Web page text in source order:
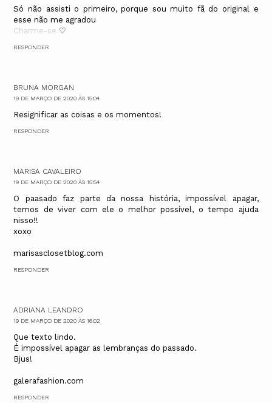
Só não assisti o primeiro, porque sou muito fã do original e
esse não me agradou
Charme-se ♡
RESPONDER
BRUNA MORGAN
19 DE MARÇO DE 2020 ÀS 15:04
Resignificar as coisas e os momentos!
RESPONDER
MARISA CAVALEIRO
19 DE MARÇO DE 2020 ÀS 15:54
O paasado faz parte da nossa história, impossível apagar,
temos de viver com ele o melhor possível, o tempo ajuda
nisso!!
xoxo
marisasclosetblog.com
RESPONDER
ADRIANA LEANDRO
19 DE MARÇO DE 2020 ÀS 16:02
Que texto lindo.
É impossível apagar as lembranças do passado.
Bjus!
galerafashion.com
RESPONDER